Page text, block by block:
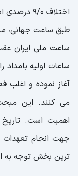
اختلاف 9/0 درصدی است.
طبق ساعت جهانی،
ساعت ملی ایران
ساعات اولیه بامداد
آغاز نموده و اغلب
می کنند. این
اهمیت است. تاریخ
جهت انجام
ترین بخش توجه به